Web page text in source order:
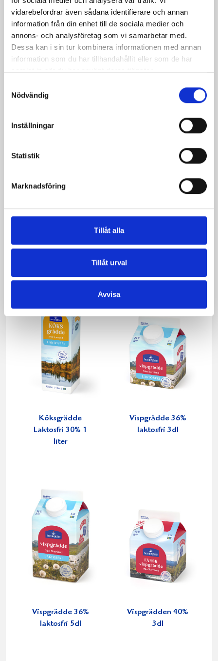
vidarebefordrar även sådana identifierare och annan
information från din enhet till de sociala medier och
annons- och analysföretag som vi samarbetar med.
Dessa kan i sin tur kombinera informationen med annan
information som du har tillhandahållit eller som de har
samlat in när du har använt deras tjänster.
Nödvändig
Inställningar
Statistik
Marknadsföring
Tillåt alla
Tillåt urval
Avvisa
Päronfil 2,7%
Skogsbärsfil 2,7%
10% 200g
40% KRAV 1 liter
Köksgrädde
Laktosfri 30% 1
liter
Vispgrädde 36%
laktosfri 3dl
Vispgrädde 36%
laktosfri 5dl
Vispgrädden 40%
3dl